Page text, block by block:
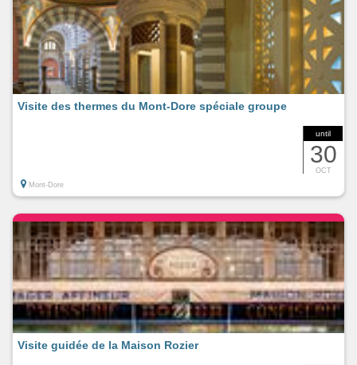
until
30
OCT
Visite des thermes du Mont-Dore spéciale groupe
Mont-Dore
Visite guidée de la Maison Rozier